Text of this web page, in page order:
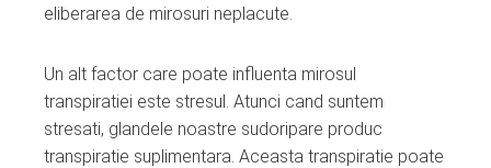
eliberarea de mirosuri neplacute.
Un alt factor care poate influenta mirosul
transpiratiei este stresul. Atunci cand suntem
stresati, glandele noastre sudoripare produc
transpiratie suplimentara. Aceasta transpiratie poate